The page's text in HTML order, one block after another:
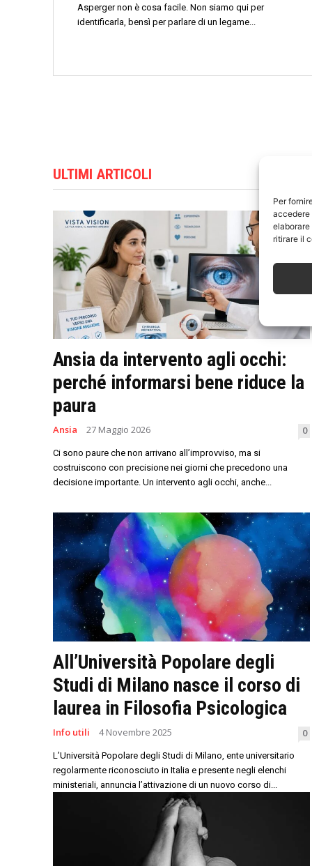
Per
accedere
ritirare il
Asperger non è cosa facile. Non siamo qui per
identificarla, bensì per parlare di un legame...
ULTIMI ARTICOLI
Ansia da intervento agli occhi:
perché informarsi bene riduce la
paura
Ansia 27 Maggio 2026 0
Ci sono paure che non arrivano all’improvviso, ma si
costruiscono con precisione nei giorni che precedono una
decisione importante. Un intervento agli occhi, anche...
All’Università Popolare degli
Studi di Milano nasce il corso di
laurea in Filosofia Psicologica
Info utili 4 Novembre 2025 0
L’Università Popolare degli Studi di Milano, ente universitario
regolarmente riconosciuto in Italia e presente negli elenchi
ministeriali, annuncia l’attivazione di un nuovo corso di...